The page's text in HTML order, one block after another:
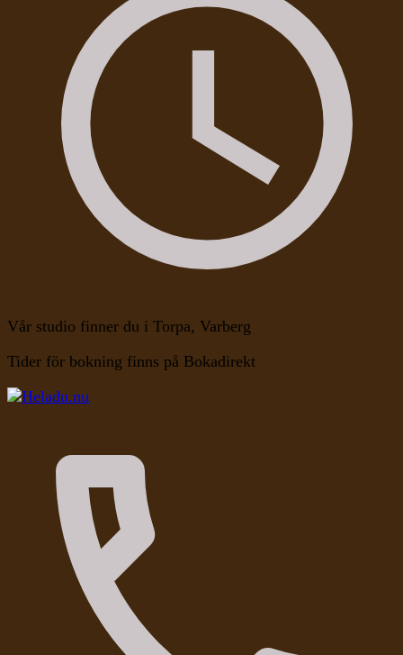
Vår studio finner du i Torpa, Varberg
Tider för bokning finns på Bokadirekt
Heladu.nu